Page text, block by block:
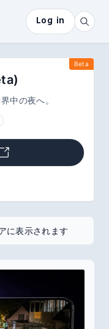
Log in
Beta
中の夜へ。
に表示されます